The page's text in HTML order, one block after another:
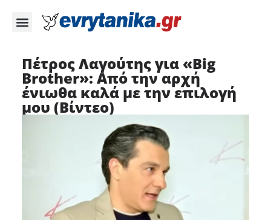
Πέτρος Λαγούτης για «Big
Brother»: Από την αρχή
ένιωθα καλά με την επιλογή
μου (Βίντεο)